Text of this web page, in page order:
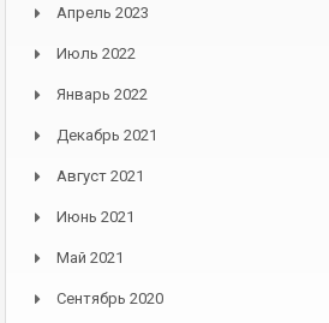
Апрель 2023
Июль 2022
Январь 2022
Декабрь 2021
Август 2021
Июнь 2021
Май 2021
Сентябрь 2020